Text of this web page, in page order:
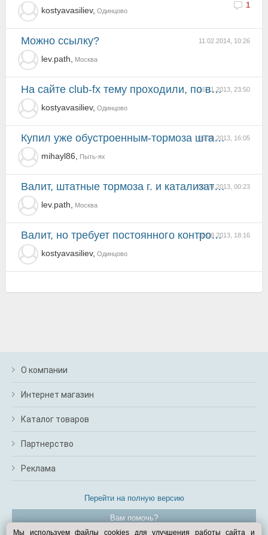
1
kostyavasiliev, Одинцово
11.02.2014, 10:26
Можно ссылку?
lev.path, Москва
16.11.2013, 23:50
на сайте club-fx тему проходили, по времени месяца 3, на взятки тысяч 10 и тысяч 7 официально, но пт...
kostyavasiliev, Одинцово
05.10.2013, 16:05
Купил уже обустроенным-тормоза штатные заменены,шумка,дроссельные заслонки спорт,профукал только под...
mihayl86, Пыть-ях
02.09.2013, 00:23
валит, штатные тормоза г. и катализаторы на нашем бензине долго не живут. а в целом - отличный авто.
lev.path, Москва
30.08.2013, 18:16
Валит, но требует постоянного контроля всех основных агрегатов,
kostyavasiliev, Одинцово
О компании
Интернет магазин
Каталог товаров
Партнерство
Реклама
Перейти на полную версию
Вам помочь?
Мы используем файлы cookies для улучшения работы сайта и